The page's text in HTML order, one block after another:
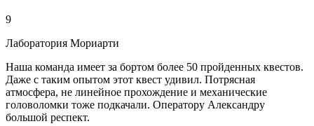
9
Лаборатория Мориарти
Наша команда имеет за бортом более 50 пройденных квестов.
Даже с таким опытом этот квест удивил. Потрясная
атмосфера, не линейное прохождение и механические
головоломки тоже подкачали. Оператору Александру
большой респект.